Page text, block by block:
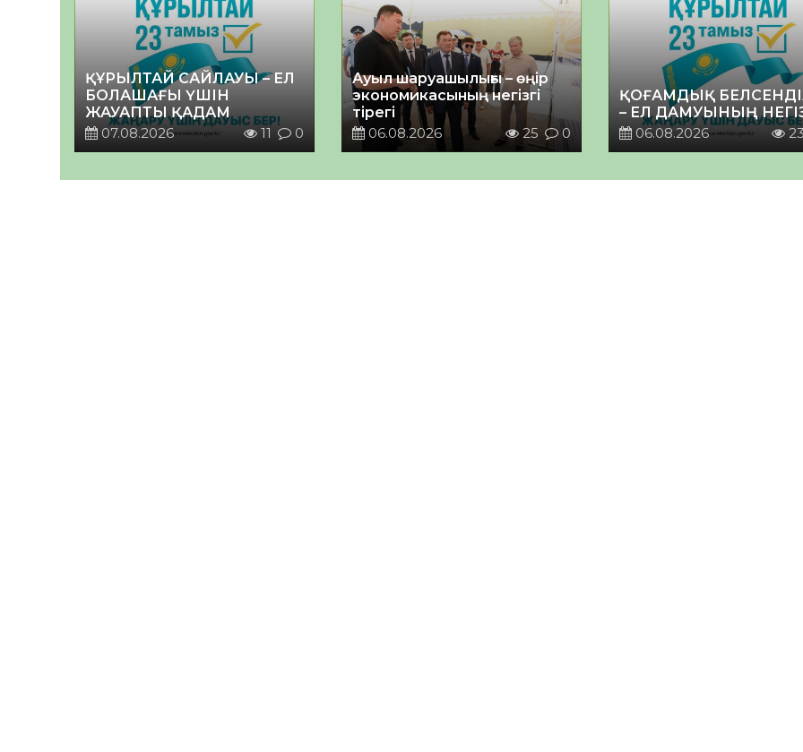
ҚҰРЫЛТАЙ САЙЛАУЫ – ЕЛ
БОЛАШАҒЫ ҮШІН
ЖАУАПТЫ ҚАДАМ
07.08.2026
11 0
Ауыл шаруашылығы – өңір
экономикасының негізгі
тірегі
06.08.2026
25 0
ҚОҒАМДЫҚ
– ЕЛ ДАМУЫНЫҢ
06.08.2026
23